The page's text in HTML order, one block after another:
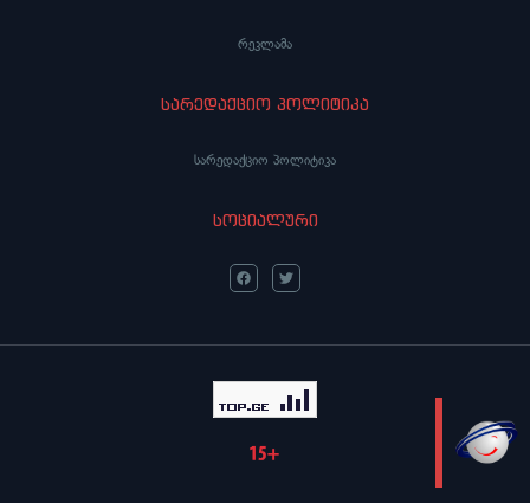
LIVE
რეკლამა
სარედაქციო პოლიტიკა
სარედაქციო პოლიტიკა
სოციალური